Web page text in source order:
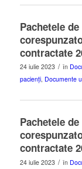
Pachetele
contractate
24 iulie 2023 / în
pacienți, Documente
Pachetele
contractate
24 iulie 2023 / în